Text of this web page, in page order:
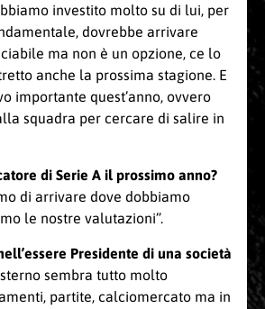
investito molto su di lui, per
dovrebbe arrivare
ma non è un opzione, ce lo
anche la prossima stagione. E
importante quest’anno, ovvero
squadra per cercare di salire in
di Serie A il prossimo anno?
di arrivare dove dobbiamo
le nostre valutazioni”.
Presidente di una società
sembra tutto molto
partite, calciomercato ma in